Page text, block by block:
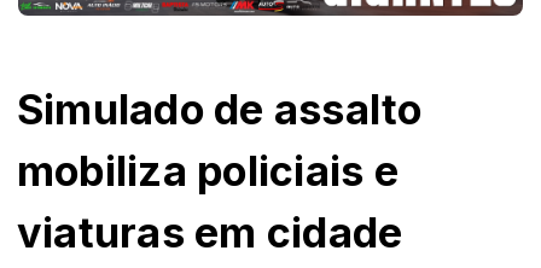
Simulado de assalto
mobiliza policiais e
viaturas em cidade